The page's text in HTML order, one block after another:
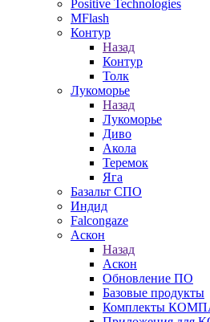
Positive Technologies
MFlash
Контур
Назад
Контур
Толк
Лукоморье
Назад
Лукоморье
Диво
Акола
Теремок
Яга
Базальт СПО
Индид
Falcongaze
Аскон
Назад
Аскон
Обновление ПО
Базовые продукты
Комплекты